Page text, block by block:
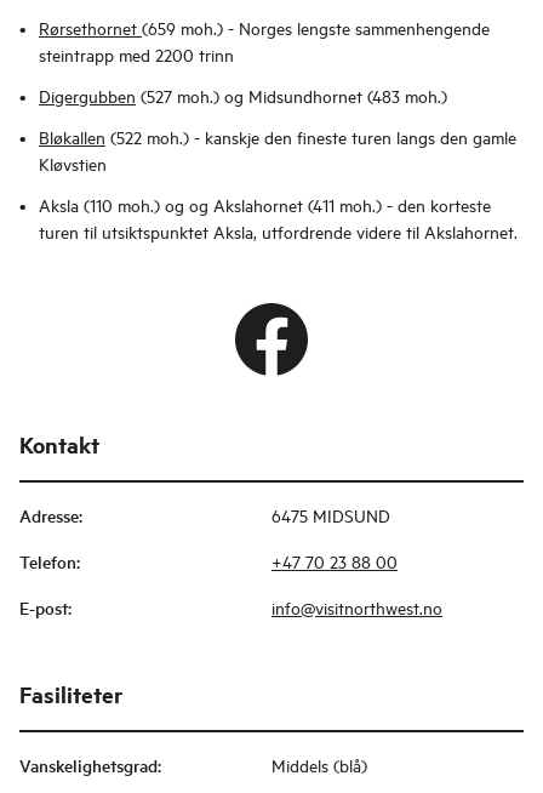
Rørsethornet (659 moh.) - Norges lengste sammenhengende
steintrapp med 2200 trinn
Digergubben (527 moh.) og Midsundhornet (483 moh.)
Bløkallen (522 moh.) - kanskje den fineste turen langs den gamle
Kløvstien
Aksla (110 moh.) og og Akslahornet (411 moh.) - den korteste
turen til utsiktspunktet Aksla, utfordrende videre til Akslahornet.
Kontakt
Adresse: 6475 MIDSUND
Telefon: +47 70 23 88 00
E-post: info@visitnorthwest.no
Fasiliteter
Vanskelighetsgrad: Middels (blå)